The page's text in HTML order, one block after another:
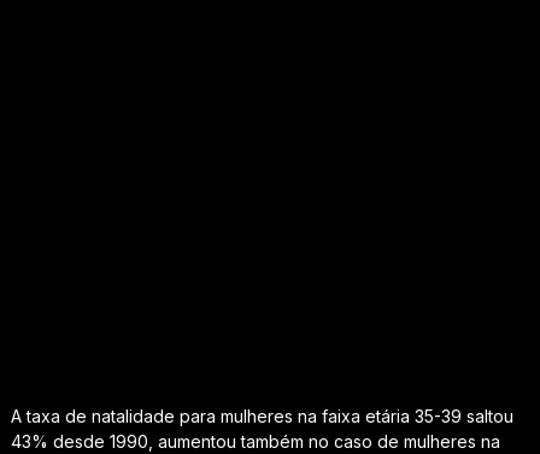
A taxa de natalidade para mulheres na faixa etária 35-39 saltou
43% desde 1990, aumentou também no caso de mulheres na